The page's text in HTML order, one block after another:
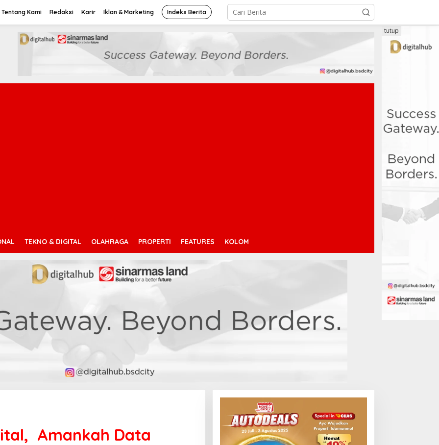
Tentang Kami Redaksi Karir Iklan & Marketing Indeks Berita
TEKNO & DIGITAL OLAHRAGA PROPERTI FEATURES KOLOM
tutup
Amankah Data